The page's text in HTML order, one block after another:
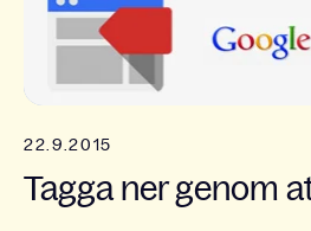
22.9.2015
Tagga ner genom